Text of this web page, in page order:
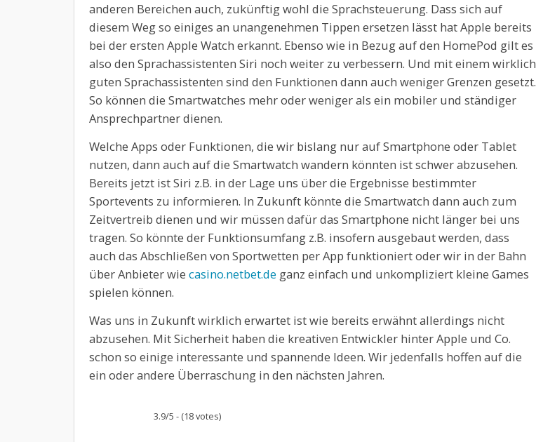
anderen Bereichen auch, zukünftig wohl die Sprachsteuerung. Dass sich auf
diesem Weg so einiges an unangenehmen Tippen ersetzen lässt hat Apple bereits
bei der ersten Apple Watch erkannt. Ebenso wie in Bezug auf den HomePod gilt es
also den Sprachassistenten Siri noch weiter zu verbessern. Und mit einem wirklich
guten Sprachassistenten sind den Funktionen dann auch weniger Grenzen gesetzt.
So können die Smartwatches mehr oder weniger als ein mobiler und ständiger
Ansprechpartner dienen.
Welche Apps oder Funktionen, die wir bislang nur auf Smartphone oder Tablet
nutzen, dann auch auf die Smartwatch wandern könnten ist schwer abzusehen.
Bereits jetzt ist Siri z.B. in der Lage uns über die Ergebnisse bestimmter
Sportevents zu informieren. In Zukunft könnte die Smartwatch dann auch zum
Zeitvertreib dienen und wir müssen dafür das Smartphone nicht länger bei uns
tragen. So könnte der Funktionsumfang z.B. insofern ausgebaut werden, dass
auch das Abschließen von Sportwetten per App funktioniert oder wir in der Bahn
über Anbieter wie casino.netbet.de ganz einfach und unkompliziert kleine Games
spielen können.
Was uns in Zukunft wirklich erwartet ist wie bereits erwähnt allerdings nicht
abzusehen. Mit Sicherheit haben die kreativen Entwickler hinter Apple und Co.
schon so einige interessante und spannende Ideen. Wir jedenfalls hoffen auf die
ein oder andere Überraschung in den nächsten Jahren.
3.9/5 - (18 votes)